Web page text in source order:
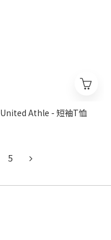
United Athle - 短袖T恤
5